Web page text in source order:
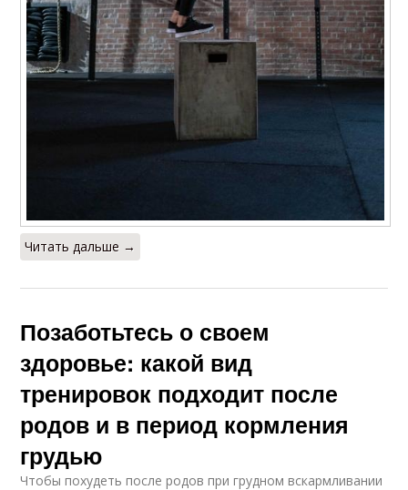
Читать дальше →
Позаботьтесь о своем
здоровье: какой вид
тренировок подходит после
родов и в период кормления
грудью
Чтобы похудеть после родов при грудном вскармливании